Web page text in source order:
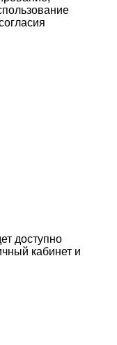
доступно
кабинет и